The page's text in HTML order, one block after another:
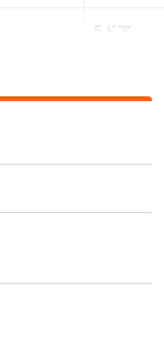
5ドア
全高